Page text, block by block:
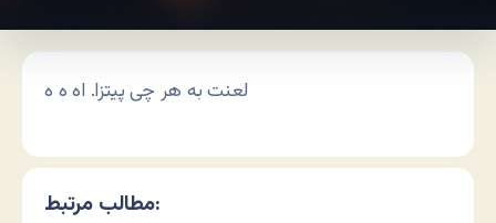
لعنت به هر چی پیتزا. اه ه ه
مطالب مرتبط: